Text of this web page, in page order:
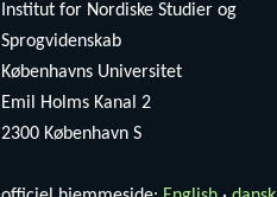
Institut for Nordiske Studier og
Sprogvidenskab
Københavns Universitet
Emil Holms Kanal 2
2300 København S